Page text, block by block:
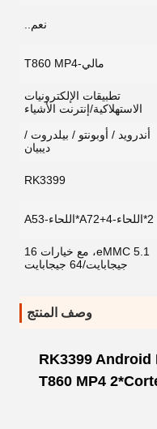
نعم..
مالي-T860 MP4
تطبيقات الإلكترونيات
الاستهلاكية/إنترنت الأشياء
أندرويد / أوبونتو / بيلدروت /
ديبيان
RK3399
2*اللحاء-A72+4*اللحاء-A53
eMMC 5.1، مع خيارات 16
جيجابايت/64 جيجابايت
وصف المنتج
RK3399